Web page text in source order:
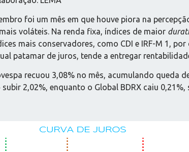
foi um mês em que houve piora na
voláteis. Na renda fixa, índices de maior
mais conservadores, como CDI e IRF-M 1,
patamar de juros, tende a entregar
recuou 3,08% no mês, acumulando queda
subir 2,02%, enquanto o Global BDRX caiu